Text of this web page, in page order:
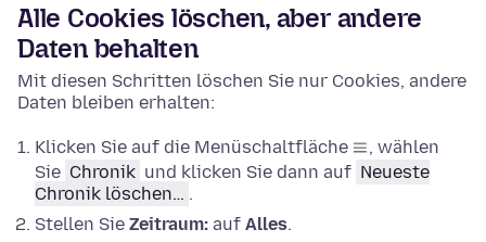
Alle Cookies löschen, aber andere
Daten behalten
Mit diesen Schritten löschen Sie nur Cookies, andere
Daten bleiben erhalten:
Klicken Sie auf die Menüschaltfläche
, wählen
Sie Chronik und klicken Sie dann auf Neueste
Chronik löschen… .
Stellen Sie Zeitraum: auf Alles.